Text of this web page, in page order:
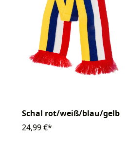
Schal rot/weiß/blau/gelb
24,99 €*